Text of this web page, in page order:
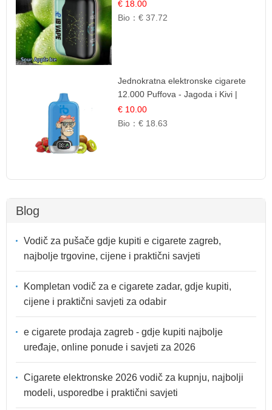
Osježavajući Kiselo-Slatki Okus
€ 18.00
Bio：€ 37.72
Jednokratna elektronske cigarete
12.000 Puffova - Jagoda i Kivi |
Sočna Voćna Kombinacija
€ 10.00
Bio：€ 18.63
Blog
Vodič za pušače gdje kupiti e cigarete zagreb,
najbolje trgovine, cijene i praktični savjeti
Kompletan vodič za e cigarete zadar, gdje kupiti,
cijene i praktični savjeti za odabir
e cigarete prodaja zagreb - gdje kupiti najbolje
uređaje, online ponude i savjeti za 2026
Cigarete elektronske 2026 vodič za kupnju, najbolji
modeli, usporedbe i praktični savjeti